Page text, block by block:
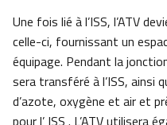
Une fois lié à l’ISS, l’ATV
celle-ci, fournissant un
équipage. Pendant la
sera transféré à l’ISS, ainsi
d’azote, oxygène et air et
pour l’ ISS . L’ATV utilisera